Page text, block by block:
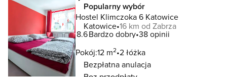
Popularny wybór
Hostel Klimczoka 6 Katowice
Katowice 16 km od Zabrza
8.6Bardzo dobry 38 opinii
Pokój:12 m2 2 łóżka
Bezpłatna anulacja